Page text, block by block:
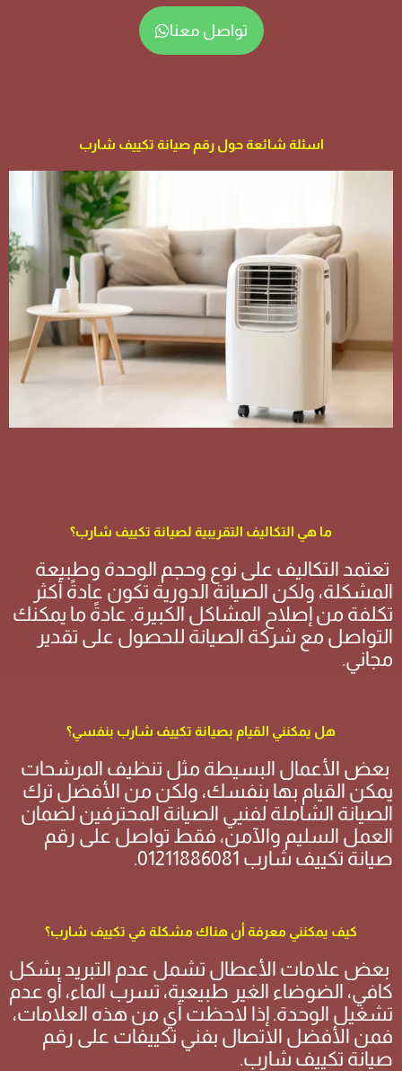
تواصل معنا
اسئلة شائعة حول رقم صيانة تكييف شارب
ما هي التكاليف التقريبية لصيانة تكييف شارب؟
تعتمد التكاليف على نوع وحجم الوحدة وطبيعة
المشكلة، ولكن الصيانة الدورية تكون عادةً أكثر
تكلفة من إصلاح المشاكل الكبيرة. عادةً ما يمكنك
التواصل مع شركة الصيانة للحصول على تقدير
مجاني.
هل يمكنني القيام بصيانة تكييف شارب بنفسي؟
بعض الأعمال البسيطة مثل تنظيف المرشحات
يمكن القيام بها بنفسك، ولكن من الأفضل ترك
الصيانة الشاملة لفنيي الصيانة المحترفين لضمان
العمل السليم والآمن، فقط تواصل على رقم
صيانة تكييف شارب 01211886081.
كيف يمكنني معرفة أن هناك مشكلة في تكييف شارب؟
بعض علامات الأعطال تشمل عدم التبريد بشكل
كافي، الضوضاء الغير طبيعية، تسرب الماء، أو عدم
تشغيل الوحدة. إذا لاحظت أي من هذه العلامات،
فمن الأفضل الاتصال بفني تكييفات على رقم
صيانة تكييف شارب.